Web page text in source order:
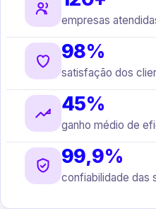
empresas
98%
satisfação dos
45%
ganho médio de
99,9%
confiabilidade das